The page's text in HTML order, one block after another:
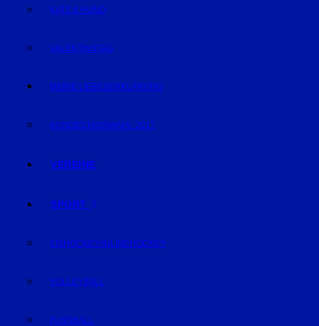
KATZ & HUND
VALENTINSTAG
MEINE LIEBESERKLÄRUNG
BUNDESTAGSWAHL 2017
VEREINE
SPORT
EISHOCKEY/INLINEHOCKEY
VOLLEYBALL
FUSSBALL